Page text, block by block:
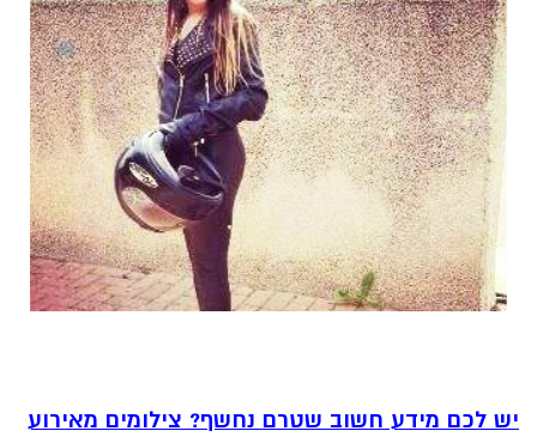
יש לכם מידע חשוב שטרם נחשף? צילומים מאירוע